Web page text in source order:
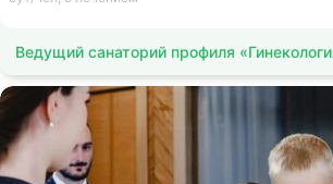
Ведущий санаторий профиля